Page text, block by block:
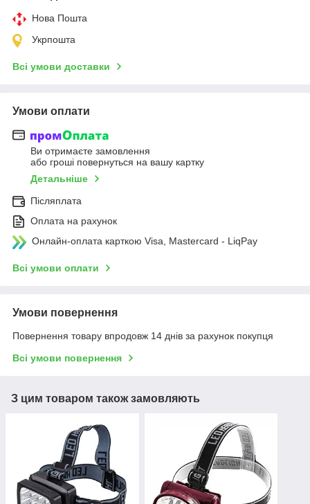
Нова Пошта
Укрпошта
Всі умови доставки
Умови оплати
Ви отримаєте замовлення
або гроші повернуться на вашу картку
Детальніше
Післяплата
Оплата на рахунок
Онлайн-оплата карткою Visa, Mastercard - LiqPay
Всі умови оплати
Умови повернення
Повернення товару впродовж 14 днів за рахунок покупця
Всі умови повернення
З цим товаром також замовляють